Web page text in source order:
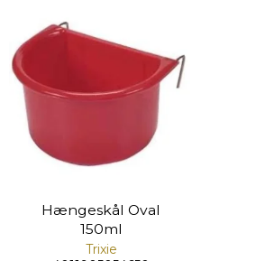
Hængeskål Oval
150ml
Trixie